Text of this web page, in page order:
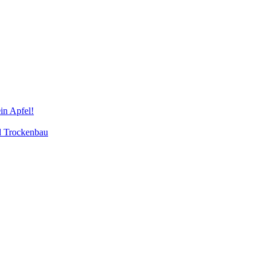
Apfel!
Trockenbau